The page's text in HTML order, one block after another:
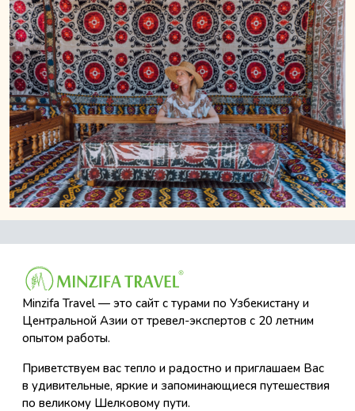
Minzifa Travel — это сайт с турами по Узбекистану и
Центральной Азии от тревел-экспертов с 20 летним
опытом работы.
Приветствуем вас тепло и радостно и приглашаем Вас
в удивительные, яркие и запоминающиеся путешествия
по великому Шелковому пути.